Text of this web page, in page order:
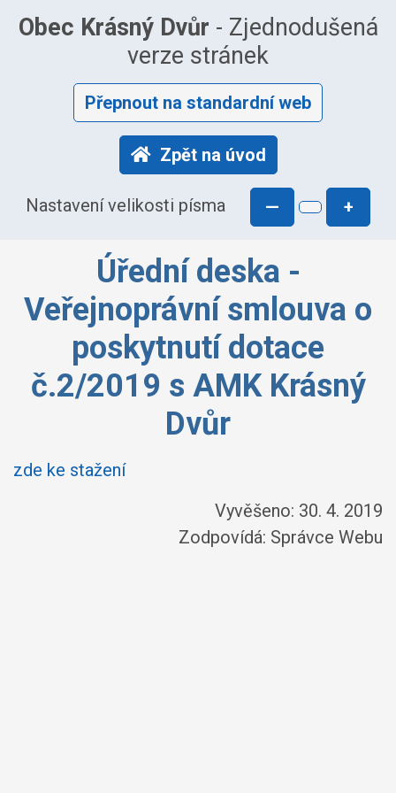
Obec Krásný Dvůr - Zjednodušená
verze stránek
Přepnout na standardní web
Zpět na úvod
Nastavení velikosti písma — +
Úřední deska -
Veřejnoprávní smlouva o
poskytnutí dotace
č.2/2019 s AMK Krásný
Dvůr
zde ke stažení
Vyvěšeno: 30. 4. 2019
Zodpovídá: Správce Webu